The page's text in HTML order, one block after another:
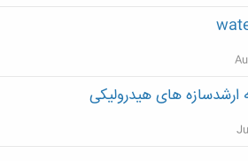
ارشدسازه های هیدرولیکی